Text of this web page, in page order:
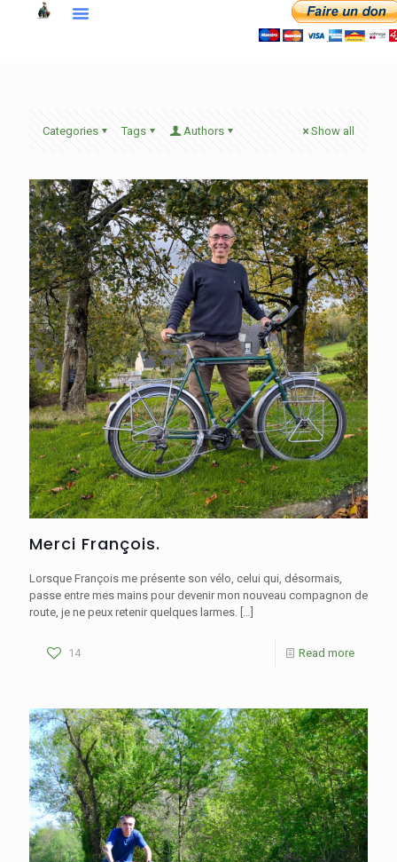
Categories Tags Authors Show all
Merci François.
Lorsque François me présente son vélo, celui qui, désormais,
passe entre mes mains pour devenir mon nouveau compagnon de
route, je ne peux retenir quelques larmes. […]
14 Read more